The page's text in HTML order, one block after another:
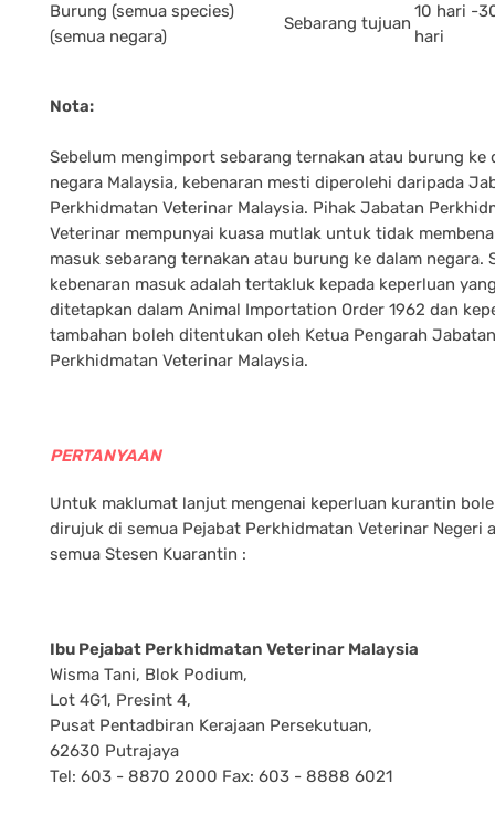
Burung (semua species)
(semua negara)
Sebarang tujuan
10 hari -
hari
Nota:
Sebelum mengimport sebarang ternakan atau burung ke
negara Malaysia, kebenaran mesti diperolehi daripada
Perkhidmatan Veterinar Malaysia. Pihak Jabatan
Veterinar mempunyai kuasa mutlak untuk tidak
masuk sebarang ternakan atau burung ke dalam negara.
kebenaran masuk adalah tertakluk kepada keperluan
ditetapkan dalam Animal Importation Order 1962 dan
tambahan boleh ditentukan oleh Ketua Pengarah Jabatan
Perkhidmatan Veterinar Malaysia.
PERTANYAAN
Untuk maklumat lanjut mengenai keperluan kurantin
dirujuk di semua Pejabat Perkhidmatan Veterinar Negeri
semua Stesen Kuarantin :
Ibu Pejabat Perkhidmatan Veterinar Malaysia
Wisma Tani, Blok Podium,
Lot 4G1, Presint 4,
Pusat Pentadbiran Kerajaan Persekutuan,
62630 Putrajaya
Tel: 603 - 8870 2000 Fax: 603 - 8888 6021